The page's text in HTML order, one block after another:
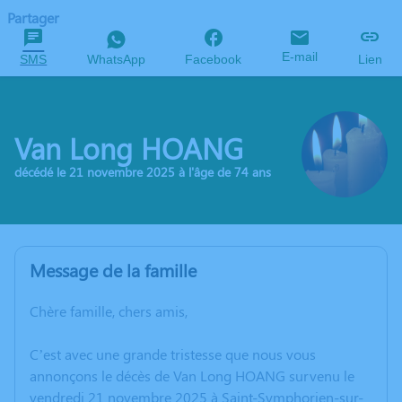
Partager
SMS WhatsApp Facebook E-mail Lien
Van Long HOANG
décédé le 21 novembre 2025 à l'âge de 74 ans
Message de la famille
Chère famille, chers amis,
C’est avec une grande tristesse que nous vous
annonçons le décès de Van Long HOANG survenu le
vendredi 21 novembre 2025 à Saint-Symphorien-sur-